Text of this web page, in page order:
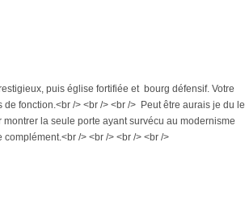
puis église fortifiée et bourg défensif. Votre
fonction.<br /> <br /> <br /> Peut être aurais je du le
la seule porte ayant survécu au modernisme
/> <br /> <br /> <br />